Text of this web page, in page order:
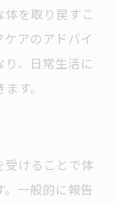
を取り戻すこ
アのアドバイ
、日常生活に
す。
受けることで体
一般的に報告